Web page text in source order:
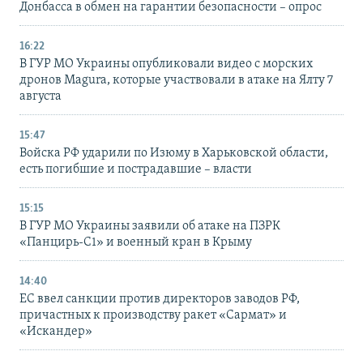
Донбасса в обмен на гарантии безопасности – опрос
16:22
В ГУР МО Украины опубликовали видео с морских
дронов Magura, которые участвовали в атаке на Ялту 7
августа
15:47
Войска РФ ударили по Изюму в Харьковской области,
есть погибшие и пострадавшие – власти
15:15
В ГУР МО Украины заявили об атаке на ПЗРК
«Панцирь-С1» и военный кран в Крыму
14:40
ЕС ввел санкции против директоров заводов РФ,
причастных к производству ракет «Сармат» и
«Искандер»